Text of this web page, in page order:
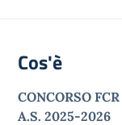
Cos'è
CONCORSO FCR
A.S. 2025-2026